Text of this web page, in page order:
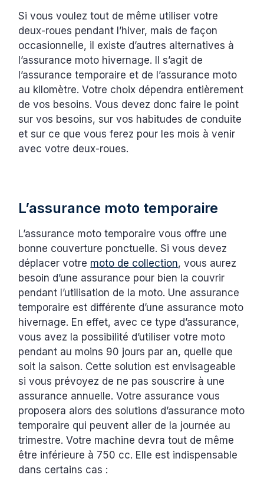
Si vous voulez tout de même utiliser votre
deux-roues pendant l’hiver, mais de façon
occasionnelle, il existe d’autres alternatives à
l’assurance moto hivernage. Il s’agit de
l’assurance temporaire et de l’assurance moto
au kilomètre. Votre choix dépendra entièrement
de vos besoins. Vous devez donc faire le point
sur vos besoins, sur vos habitudes de conduite
et sur ce que vous ferez pour les mois à venir
avec votre deux-roues.
L’assurance moto temporaire
L’assurance moto temporaire vous offre une
bonne couverture ponctuelle. Si vous devez
déplacer votre moto de collection, vous aurez
besoin d’une assurance pour bien la couvrir
pendant l’utilisation de la moto. Une assurance
temporaire est différente d’une assurance moto
hivernage. En effet, avec ce type d’assurance,
vous avez la possibilité d’utiliser votre moto
pendant au moins 90 jours par an, quelle que
soit la saison. Cette solution est envisageable
si vous prévoyez de ne pas souscrire à une
assurance annuelle. Votre assurance vous
proposera alors des solutions d’assurance moto
temporaire qui peuvent aller de la journée au
trimestre. Votre machine devra tout de même
être inférieure à 750 cc. Elle est indispensable
dans certains cas :